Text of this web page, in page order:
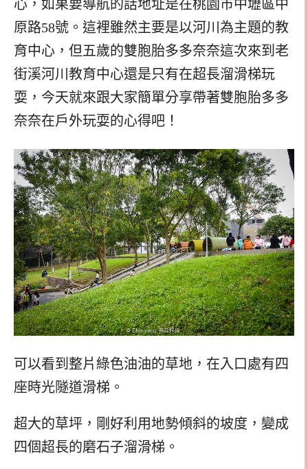
心，如果要導航的話地址是在桃園市中壢區中
原路58號。這裡雖然主要是以河川為主題的教
育中心，但五歲的雙胞胎多多奈奈這次來到老
街溪河川教育中心還是只有在超長溜滑梯玩
耍，今天就來跟大家簡單分享帶著雙胞胎多多
奈奈在戶外玩耍的心得吧！
可以看到整片綠色油油的草地，在入口處有四
座時光隧道滑梯。
超大的草坪，剛好利用地勢傾斜的坡度，變成
四個超長的磨石子溜滑梯。